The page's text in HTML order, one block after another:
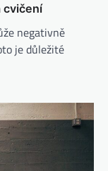
cvičení
negativně
je důležité